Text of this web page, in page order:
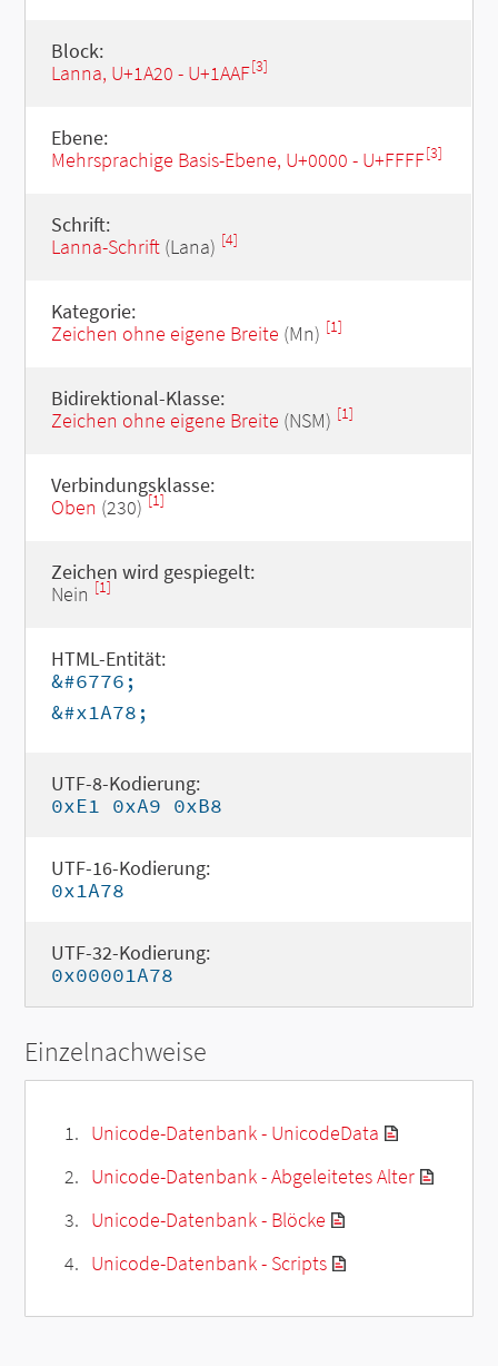
Block:
Lanna, U+1A20 - U+1AAF[3]
Ebene:
Mehrsprachige Basis-Ebene, U+0000 - U+FFFF[3]
Schrift:
Lanna-Schrift(Lana) [4]
Kategorie:
Zeichen ohne eigene Breite (Mn) [1]
Bidirektional-Klasse:
Zeichen ohne eigene Breite (NSM) [1]
Verbindungsklasse:
Oben (230) [1]
Zeichen wird gespiegelt:
Nein [1]
HTML-Entität:
&#6776;
&#x1A78;
UTF-8-Kodierung:
0xE1 0xA9 0xB8
UTF-16-Kodierung:
0x1A78
UTF-32-Kodierung:
0x00001A78
Einzelnachweise
Unicode-Datenbank - UnicodeData
Unicode-Datenbank - Abgeleitetes Alter
Unicode-Datenbank - Blöcke
Unicode-Datenbank - Scripts